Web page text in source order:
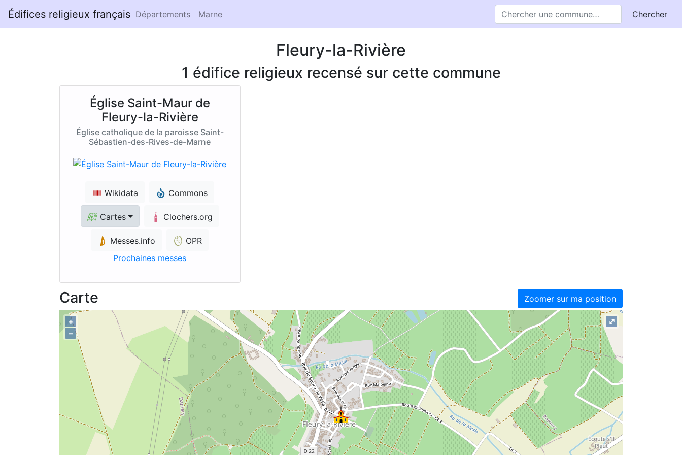
Édifices religieux français Départements Marne Chercher
Fleury-la-Rivière
1 édifice religieux recensé sur cette commune
Église Saint-Maur de
Fleury-la-Rivière
Église catholique de la paroisse Saint-
Sébastien-des-Rives-de-Marne
Wikidata Commons
Cartes Clochers.org
Messes.info
OPR
Prochaines messes
Zoomer sur ma position
Carte
+
–
⤢